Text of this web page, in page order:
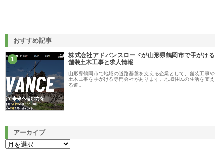
おすすめ記事
1
株式会社アドバンスロードが山形県鶴岡市で手がける
舗装土木工事と求人情報
山形県鶴岡市で地域の道路基盤を支える企業として、舗装工事や
土木工事を手がける専門会社があります。地域住民の生活を支え
る道…
アーカイブ